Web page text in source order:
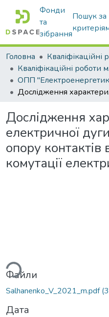
Фонди
та
зібрання
Пошук за
Головна
Кваліфікаційні
Дослідження
електричної
опору контактів
комутації
Файли
Salhanenko_V_2021_m.pdf
Дата